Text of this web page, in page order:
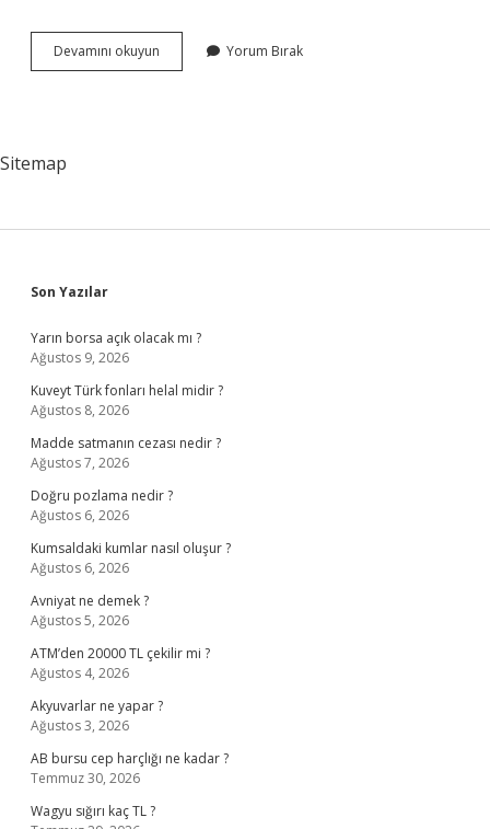
Devamını okuyun Bileşikler
Nelerden
Yorum Bırak
Sitemap
Sidebar
Son Yazılar
Yarın borsa açık olacak mı ?
Ağustos 9, 2026
Kuveyt Türk fonları helal midir ?
Ağustos 8, 2026
Madde satmanın cezası nedir ?
Ağustos 7, 2026
Doğru pozlama nedir ?
Ağustos 6, 2026
Kumsaldaki kumlar nasıl oluşur ?
Ağustos 6, 2026
Avniyat ne demek ?
Ağustos 5, 2026
ATM’den 20000 TL çekilir mi ?
Ağustos 4, 2026
Akyuvarlar ne yapar ?
Ağustos 3, 2026
AB bursu cep harçlığı ne kadar ?
Temmuz 30, 2026
Wagyu sığırı kaç TL ?